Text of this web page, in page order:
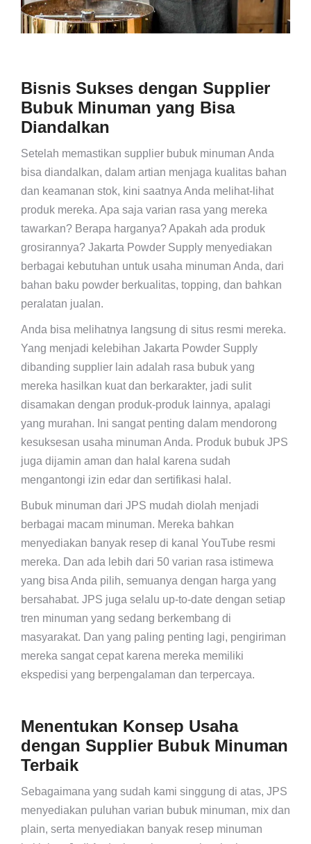
Bisnis Sukses dengan Supplier
Bubuk Minuman yang Bisa
Diandalkan
Setelah memastikan supplier bubuk minuman Anda
bisa diandalkan, dalam artian menjaga kualitas bahan
dan keamanan stok, kini saatnya Anda melihat-lihat
produk mereka. Apa saja varian rasa yang mereka
tawarkan? Berapa harganya? Apakah ada produk
grosirannya? Jakarta Powder Supply menyediakan
berbagai kebutuhan untuk usaha minuman Anda, dari
bahan baku powder berkualitas, topping, dan bahkan
peralatan jualan.
Anda bisa melihatnya langsung di situs resmi mereka.
Yang menjadi kelebihan Jakarta Powder Supply
dibanding supplier lain adalah rasa bubuk yang
mereka hasilkan kuat dan berkarakter, jadi sulit
disamakan dengan produk-produk lainnya, apalagi
yang murahan. Ini sangat penting dalam mendorong
kesuksesan usaha minuman Anda. Produk bubuk JPS
juga dijamin aman dan halal karena sudah
mengantongi izin edar dan sertifikasi halal.
Bubuk minuman dari JPS mudah diolah menjadi
berbagai macam minuman. Mereka bahkan
menyediakan banyak resep di kanal YouTube resmi
mereka. Dan ada lebih dari 50 varian rasa istimewa
yang bisa Anda pilih, semuanya dengan harga yang
bersahabat. JPS juga selalu up-to-date dengan setiap
tren minuman yang sedang berkembang di
masyarakat. Dan yang paling penting lagi, pengiriman
mereka sangat cepat karena mereka memiliki
ekspedisi yang berpengalaman dan terpercaya.
Menentukan Konsep Usaha
dengan Supplier Bubuk Minuman
Terbaik
Sebagaimana yang sudah kami singgung di atas, JPS
menyediakan puluhan varian bubuk minuman, mix dan
plain, serta menyediakan banyak resep minuman